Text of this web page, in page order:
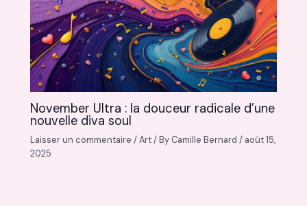
November Ultra : la douceur radicale d’une
nouvelle diva soul
Laisser un commentaire /Art/ By Camille Bernard/ août 15,
2025